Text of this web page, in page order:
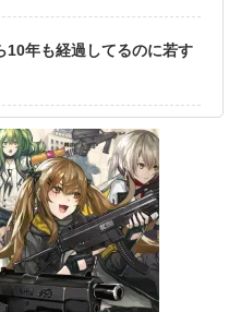
10年も経過してるのに若す